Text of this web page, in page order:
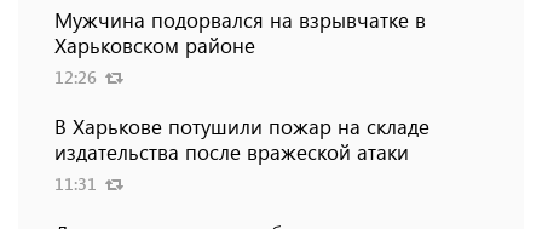
Мужчина подорвался на взрывчатке в
Харьковском районе
12:26
В Харькове потушили пожар на складе
издательства после вражеской атаки
11:31